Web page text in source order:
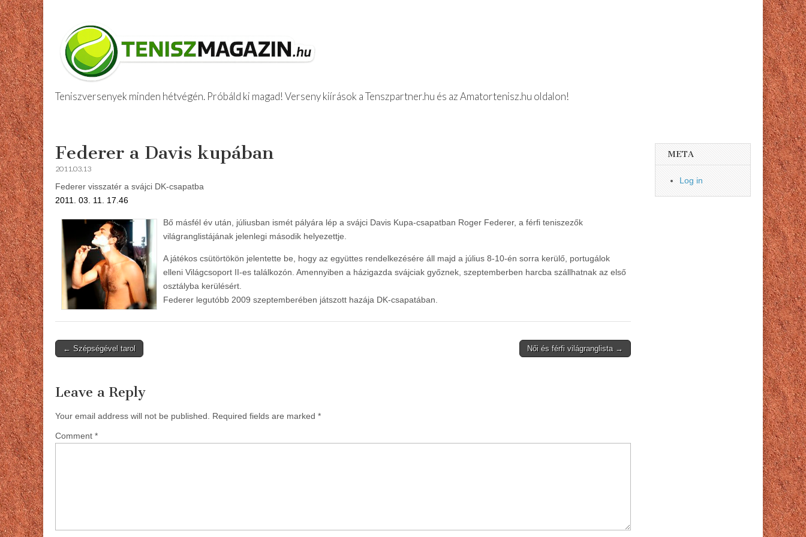
Teniszversenyek minden hétvégén. Próbáld ki magad! Verseny kiírások a Tenszpartner.hu és az Amatortenisz.hu oldalon!
Main
menu
Skip
to
content
Federer a Davis kupában
2011.03.13
Federer visszatér a svájci DK-csapatba
2011. 03. 11. 17.46
Bő másfél év után, júliusban ismét pályára lép a svájci Davis Kupa-csapatban Roger Federer, a férfi teniszezők
világranglistájának jelenlegi második helyezettje.
A játékos csütörtökön jelentette be, hogy az együttes rendelkezésére áll majd a július 8-10-én sorra kerülő, portugálok
elleni Világcsoport II-es találkozón. Amennyiben a házigazda svájciak győznek, szeptemberben harcba szállhatnak az első
osztályba kerülésért.
Federer legutóbb 2009 szeptemberében játszott hazája DK-csapatában.
Post
← Szépségével tarol Női és férfi világranglista →
Leave a Reply
Your email address will not be published. Required fields are marked *
Comment *
META
Log in